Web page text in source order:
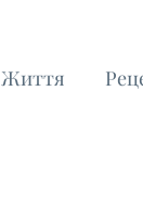
Життя